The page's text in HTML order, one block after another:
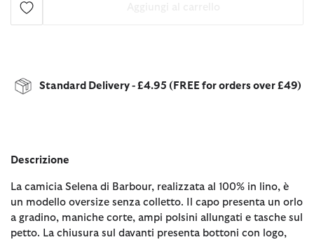
Standard Delivery - £4.95 (FREE for orders over £49)
Descrizione
La camicia Selena di Barbour, realizzata al 100% in lino, è
un modello oversize senza colletto. Il capo presenta un orlo
a gradino, maniche corte, ampi polsini allungati e tasche sul
petto. La chiusura sul davanti presenta bottoni con logo,